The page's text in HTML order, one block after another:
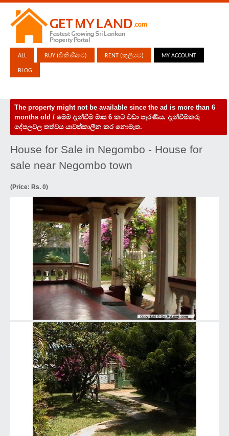
ALL BUY (විකිණීමට) RENT (කුලියට) MY ACCOUNT
BLOG
The property might not be available since the ad is more than 6
months old / මෙම දැන්වීම මාස 6 කට වඩා පැරණිය. දැන්වීම්කරු
දේපලවල තත්වය යාවත්කාලීන කර නොමැත.
House for Sale in Negombo - House for
sale near Negombo town
(Price: Rs. 0)